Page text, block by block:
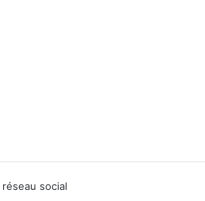
social